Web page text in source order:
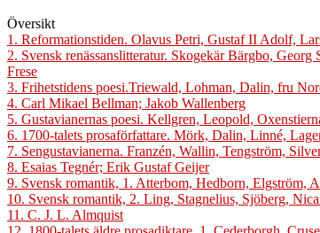
Översikt
1. Reformationstiden. Olavus Petri, Gustaf II Adolf,
2. Svensk renässanslitteratur. Skogekär Bärgbo,
Frese
3. Frihetstidens poesi.Triewald, Lohman, Dalin, fru
4. Carl Mikael Bellman; Jakob Wallenberg
5. Gustavianernas poesi. Kellgren, Leopold,
6. 1700-talets prosaförfattare. Mörk, Dalin, Linné,
7. Sengustavianerna. Franzén, Wallin, Tengström,
8. Esaias Tegnér; Erik Gustaf Geijer
9. Svensk romantik, 1. Atterbom, Hedborn, Elgström,
10. Svensk romantik, 2. Ling, Stagnelius, Sjöberg,
11. C. J. L. Almquist